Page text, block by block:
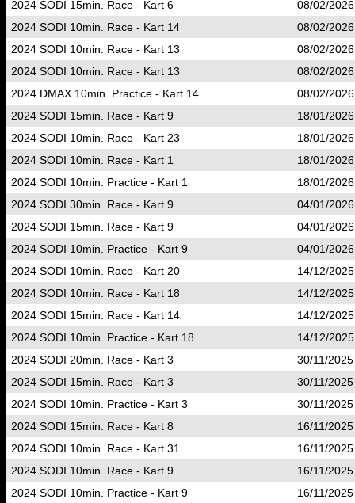
2024 SODI 15min. Race - Kart 6
08/02/
2024 SODI 10min. Race - Kart 14
08/02/
2024 SODI 10min. Race - Kart 13
08/02/
2024 SODI 10min. Race - Kart 13
08/02/
2024 DMAX 10min. Practice - Kart 14
08/02/
2024 SODI 15min. Race - Kart 9
18/01/
2024 SODI 10min. Race - Kart 23
18/01/
2024 SODI 10min. Race - Kart 1
18/01/
2024 SODI 10min. Practice - Kart 1
18/01/
2024 SODI 30min. Race - Kart 9
04/01/
2024 SODI 15min. Race - Kart 9
04/01/
2024 SODI 10min. Practice - Kart 9
04/01/
2024 SODI 10min. Race - Kart 20
14/12/
2024 SODI 10min. Race - Kart 18
14/12/
2024 SODI 15min. Race - Kart 14
14/12/
2024 SODI 10min. Practice - Kart 18
14/12/
2024 SODI 20min. Race - Kart 3
30/11/
2024 SODI 15min. Race - Kart 3
30/11/
2024 SODI 10min. Practice - Kart 3
30/11/
2024 SODI 15min. Race - Kart 8
16/11/
2024 SODI 10min. Race - Kart 31
16/11/
2024 SODI 10min. Race - Kart 9
16/11/
2024 SODI 10min. Practice - Kart 9
16/11/